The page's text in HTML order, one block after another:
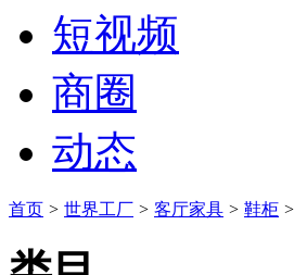
短视频
商圈
动态
首页 > 世界工厂 > 客厅家具 > 鞋柜 >